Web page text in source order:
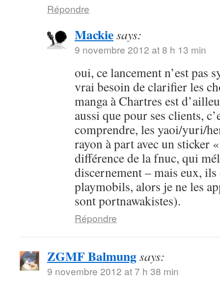
Répondre
Mackiesays:
9 novembre 2012 at 8 h 13 min
oui, ce lancement n’est pas
vrai besoin de clarifier les
manga à Chartres est
aussi que pour ses clients,
comprendre, les yaoi/yuri/
rayon à part avec un sticker
différence de la fnuc, qui
discernement – mais eux, ils
playmobils, alors je ne les
sont portnawakistes).
Répondre
ZGMF Balmungsays:
9 novembre 2012 at 7 h 38 min